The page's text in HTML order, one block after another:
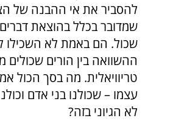
להסביר את אי ההבנה של
שמדובר בכלל בהוצאת
שכול. הם באמת לא השכילו
ההשוואה בין הורים
טריוויאלית. מה בסך הכול
עצמו – שכולנו בני אדם
לא הגיוני בזה?